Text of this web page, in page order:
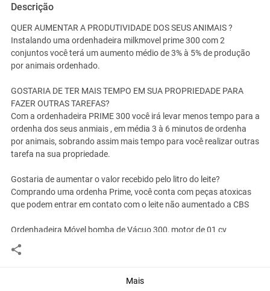
Descrição
QUER AUMENTAR A PRODUTIVIDADE DOS SEUS ANIMAIS ?
Instalando uma ordenhadeira milkmovel prime 300 com 2
conjuntos você terá um aumento médio de 3% à 5% de produção
por animais ordenhado.
GOSTARIA DE TER MAIS TEMPO EM SUA PROPRIEDADE PARA
FAZER OUTRAS TAREFAS?
Com a ordenhadeira PRIME 300 você irá levar menos tempo para a
ordenha dos seus anmiais , em média 3 à 6 minutos de ordenha
por animais, sobrando assim mais tempo para você realizar outras
tarefa na sua propriedade.
Gostaria de aumentar o valor recebido pelo litro do leite?
Comprando uma ordenha Prime, você conta com peças atoxicas
que podem entrar em contato com o leite não aumentado a CBS
Ordenhadeira Móvel bomba de Vácuo 300, motor de 01 cv
acoplado, Carrinho - (depósito de vácuo), tarro,conjunto completo
para ordenha, Lubrificador, relógio de vácuo e regulador de vácuo.
Ideal para pequenos produtores com poucos animais.
Mais